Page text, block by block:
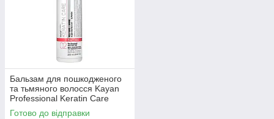
Бальзам для пошкодженого
та тьмяного волосся Kayan
Professional Keratin Care
Balsam з кератином
Готово до відправки